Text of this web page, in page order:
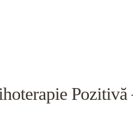
Pozitivă